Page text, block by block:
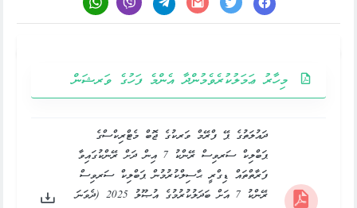
މިހާރު ޢަމަލުކުރެވެމުންދާ އެންމެ ފަހުގެ ވަރޝަން
ދައުލަތުގެ ޕޭ ފްރޭމް ވަރކުގެ ޖޮބް މެޓްރިކްސްގެ
ޕަބްލިކް ސަރވިސް ރޭންކު 7 އިން ދަށް ރޭންކުގައިވާ
ފަރާތްތައް ޑިގްރީ ޙާސިލްކުރުމުން ޕަބްލިކް ސަރވިސް
ރޭންކު 7 އަށް ބަދަލުކުރުމުގެ އުޞޫލު 2025 (ދެވަނަ